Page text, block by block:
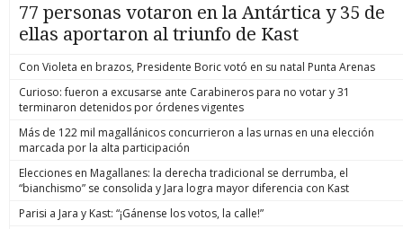
77 personas votaron en la Antártica y 35 de
ellas aportaron al triunfo de Kast
Con Violeta en brazos, Presidente Boric votó en su natal Punta Arenas
Curioso: fueron a excusarse ante Carabineros para no votar y 31
terminaron detenidos por órdenes vigentes
Más de 122 mil magallánicos concurrieron a las urnas en una elección
marcada por la alta participación
Elecciones en Magallanes: la derecha tradicional se derrumba, el
“bianchismo” se consolida y Jara logra mayor diferencia con Kast
Parisi a Jara y Kast: “¡Gánense los votos, la calle!”